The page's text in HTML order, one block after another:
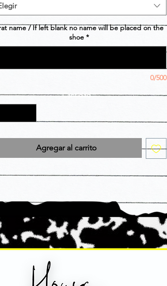
name / If left blank no name will be placed on the
shoe *
0/500
Cantidad *
Agregar al carrito